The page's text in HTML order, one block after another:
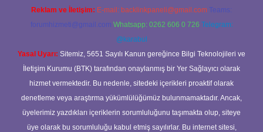
Reklam ve İletişim: E-mail: backlinkpaneli@gmail.com Teams:
forumhizmeti@gmail.com Whatsapp: 0262 606 0 726 Telegram:
@karabul
Yasal Uyarı: Sitemiz, 5651 Sayılı Kanun gereğince Bilgi Teknolojileri ve
İletişim Kurumu (BTK) tarafından onaylanmış bir Yer Sağlayıcı olarak
hizmet vermektedir. Bu nedenle, sitedeki içerikleri proaktif olarak
denetleme veya araştırma yükümlülüğümüz bulunmamaktadır. Ancak,
üyelerimiz yazdıkları içeriklerin sorumluluğunu taşımakta olup, siteye
üye olarak bu sorumluluğu kabul etmiş sayılırlar. Bu internet sitesi,